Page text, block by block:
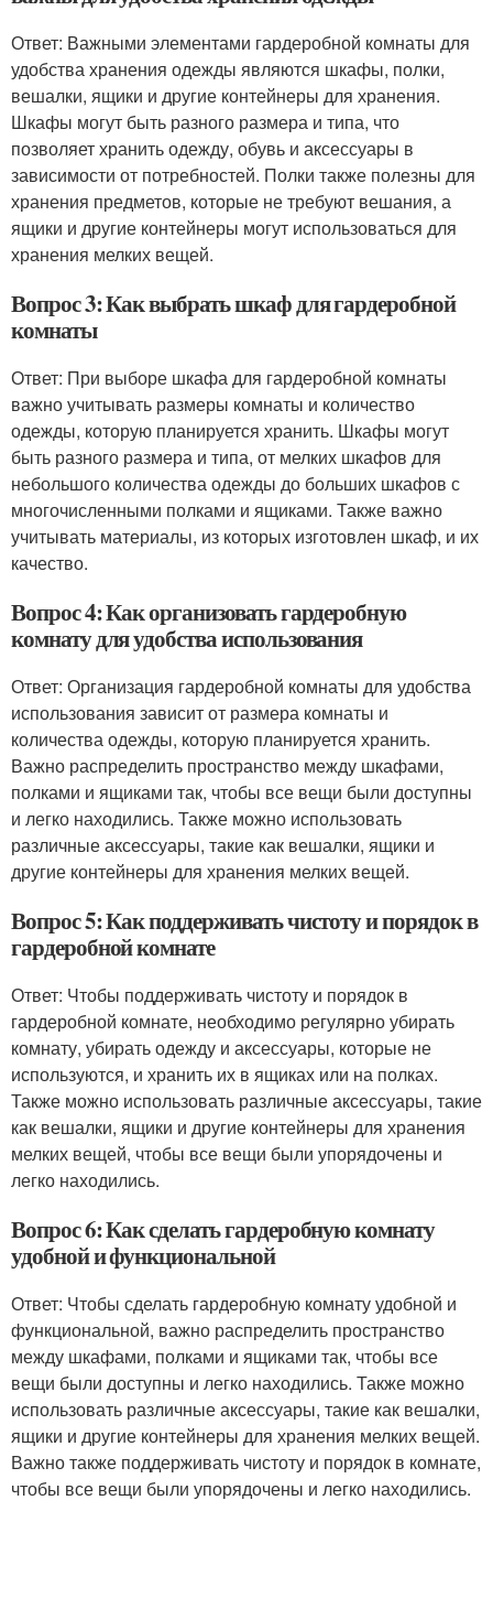
Ответ: Важными элементами гардеробной комнаты для
удобства хранения одежды являются шкафы, полки,
вешалки, ящики и другие контейнеры для хранения.
Шкафы могут быть разного размера и типа, что
позволяет хранить одежду, обувь и аксессуары в
зависимости от потребностей. Полки также полезны для
хранения предметов, которые не требуют вешания, а
ящики и другие контейнеры могут использоваться для
хранения мелких вещей.
Вопрос 3: Как выбрать шкаф для гардеробной
комнаты
Ответ: При выборе шкафа для гардеробной комнаты
важно учитывать размеры комнаты и количество
одежды, которую планируется хранить. Шкафы могут
быть разного размера и типа, от мелких шкафов для
небольшого количества одежды до больших шкафов с
многочисленными полками и ящиками. Также важно
учитывать материалы, из которых изготовлен шкаф, и их
качество.
Вопрос 4: Как организовать гардеробную
комнату для удобства использования
Ответ: Организация гардеробной комнаты для удобства
использования зависит от размера комнаты и
количества одежды, которую планируется хранить.
Важно распределить пространство между шкафами,
полками и ящиками так, чтобы все вещи были доступны
и легко находились. Также можно использовать
различные аксессуары, такие как вешалки, ящики и
другие контейнеры для хранения мелких вещей.
Вопрос 5: Как поддерживать чистоту и порядок в
гардеробной комнате
Ответ: Чтобы поддерживать чистоту и порядок в
гардеробной комнате, необходимо регулярно убирать
комнату, убирать одежду и аксессуары, которые не
используются, и хранить их в ящиках или на полках.
Также можно использовать различные аксессуары, такие
как вешалки, ящики и другие контейнеры для хранения
мелких вещей, чтобы все вещи были упорядочены и
легко находились.
Вопрос 6: Как сделать гардеробную комнату
удобной и функциональной
Ответ: Чтобы сделать гардеробную комнату удобной и
функциональной, важно распределить пространство
между шкафами, полками и ящиками так, чтобы все
вещи были доступны и легко находились. Также можно
использовать различные аксессуары, такие как вешалки,
ящики и другие контейнеры для хранения мелких вещей.
Важно также поддерживать чистоту и порядок в комнате,
чтобы все вещи были упорядочены и легко находились.